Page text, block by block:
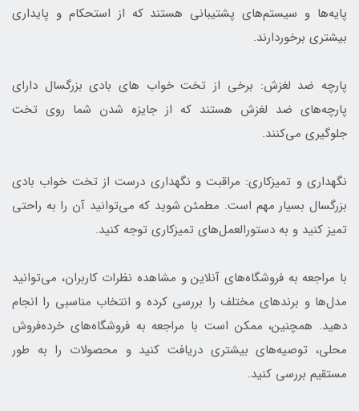
پایه‌ها و سیستم‌های پشتیبانی هستند که از استحکام و پایداری
بیشتری برخوردارند.
پارچه ضد لغزش: برخی از تخت خواب های بادی بزرگسال دارای
پارچه‌های ضد لغزش هستند که از جایزه شدن شما روی تخت
جلوگیری می‌کنند.
نگهداری و تمیزکاری: مراقبت و نگهداری درست از تخت خواب بادی
بزرگسال بسیار مهم است. مطمئن شوید که می‌توانید آن را به راحتی
تمیز کنید و به دستورالعمل‌های تمیزکاری توجه کنید.
با مراجعه به فروشگاه‌های آنلاین و مشاهده نظرات کاربران، می‌توانید
مدل‌ها و برندهای مختلف را بررسی کرده و انتخاب مناسبی را انجام
دهید. همچنین، ممکن است با مراجعه به فروشگاه‌های خرده‌فروش
محلی، توصیه‌های بیشتری دریافت کنید و محصولات را به طور
مستقیم بررسی کنید.